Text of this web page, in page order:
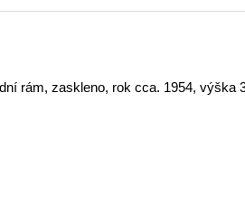
rám, zaskleno, rok cca. 1954, výška